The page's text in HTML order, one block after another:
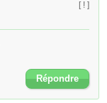
[ ! ]
Répondre